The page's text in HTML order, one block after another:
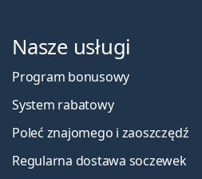
Nasze usługi
Program bonusowy
System rabatowy
Poleć znajomego i zaoszczędź
Regularna dostawa soczewek